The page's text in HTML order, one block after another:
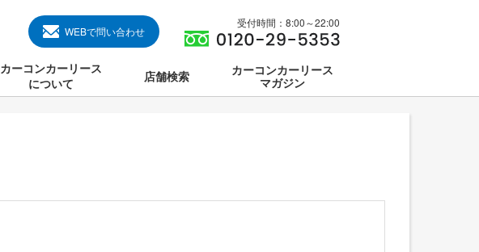
WEBで問い合わせ
受付時間：8:00～22:00
カーコンカーリース
について
店舗検索
カーコンカーリース
マガジン